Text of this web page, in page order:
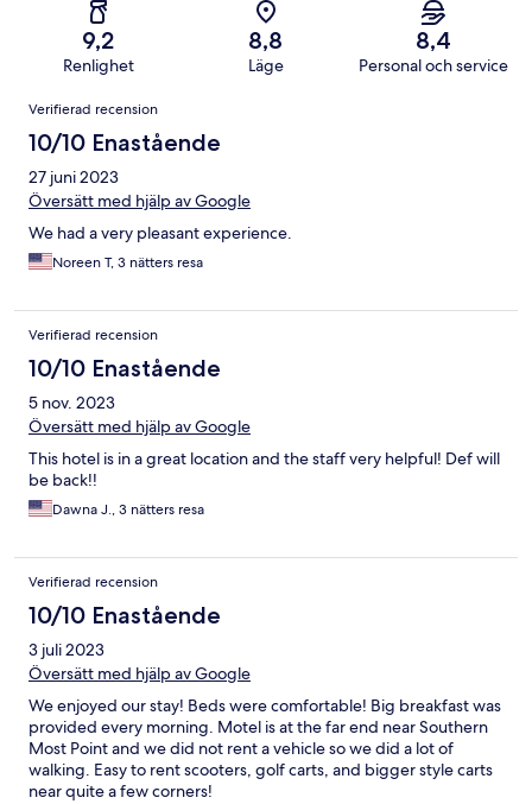
9,2
Renlighet
8,8
Läge
8,4
Personal och service
Recensioner
Verifierad recension
10/10 Enastående
27 juni 2023
Översätt med hjälp av Google
We had a very pleasant experience.
Noreen T, 3 nätters resa
Verifierad recension
10/10 Enastående
5 nov. 2023
Översätt med hjälp av Google
This hotel is in a great location and the staff very helpful! Def will
be back!!
Dawna J., 3 nätters resa
Verifierad recension
10/10 Enastående
3 juli 2023
Översätt med hjälp av Google
We enjoyed our stay! Beds were comfortable! Big breakfast was
provided every morning. Motel is at the far end near Southern
Most Point and we did not rent a vehicle so we did a lot of
walking. Easy to rent scooters, golf carts, and bigger style carts
near quite a few corners!